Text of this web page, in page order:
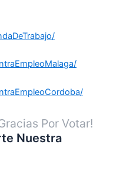
Por Votar!
Nuestra